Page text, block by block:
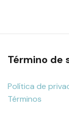
Término de
Política de
Términos